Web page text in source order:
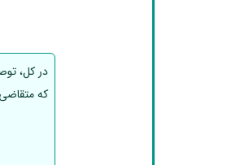
در کل،
که